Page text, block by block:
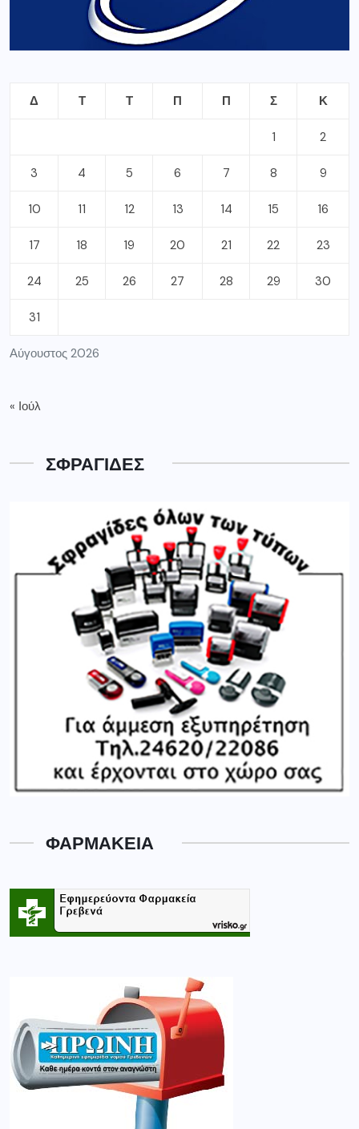
Αύγουστος 2026
Δ Τ Τ Π Π Σ Κ
1 2
3 4 5 6 7 8 9
10 11 12 13 14 15 16
17 18 19 20 21 22 23
24 25 26 27 28 29 30
31
« Ιούλ
ΣΦΡΑΓΙΔΕΣ
ΦΑΡΜΑΚΕΙΑ